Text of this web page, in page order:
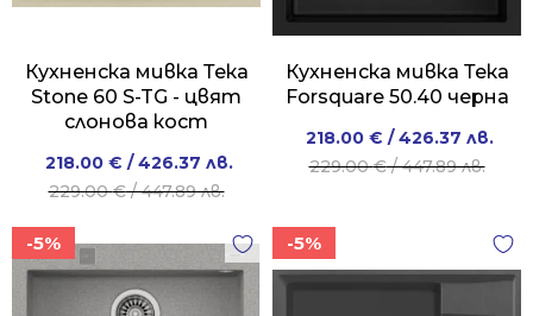
Кухненска мивка Тека
Stone 60 S-TG - цвят
слонова кост
229.00€/ 447.89 лв.
Original
price
229.00 €
/
447.89 лв..
218.00 € / 426.37 лв.
Current
price
218.00 €
/
426.37 лв..
Кухненска мивка Тека
Forsquare 50.40 черна
229.00€/ 447.89 лв.
Original
price
447.89 лв..
218.00 € / 426.37 лв.
Current
price
426.37 лв..
-5% -5%